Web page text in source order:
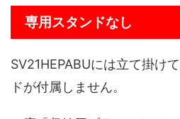
専用スタンドなし
SV21HEPABUには立て掛け
ドが付属しません。